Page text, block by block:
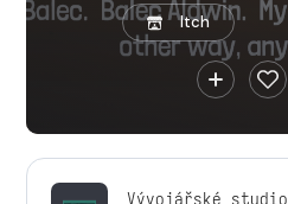
Itch
Vývojářské studio